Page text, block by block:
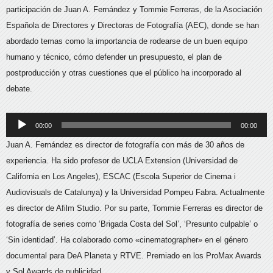
participación de Juan A. Fernández y Tommie Ferreras, de la Asociación
Española de Directores y Directoras de Fotografía (AEC), donde se han
abordado temas como la importancia de rodearse de un buen equipo
humano y técnico, cómo defender un presupuesto, el plan de
postproducción y otras cuestiones que el público ha incorporado al
debate.
Reproductor
de
00:00 00:00
Juan A. Fernández es director de fotografía con más de 30 años de
experiencia. Ha sido profesor de UCLA Extension (Universidad de
California en Los Angeles), ESCAC (Escola Superior de Cinema i
Audiovisuals de Catalunya) y la Universidad Pompeu Fabra. Actualmente
es director de Afilm Studio. Por su parte, Tommie Ferreras es director de
fotografía de series como ‘Brigada Costa del Sol’, ‘Presunto culpable’ o
‘Sin identidad’. Ha colaborado como «cinematographer» en el género
documental para DeA Planeta y RTVE. Premiado en los ProMax Awards